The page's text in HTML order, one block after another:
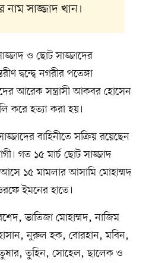
নাম সাজ্জাদ খান।
ও ছোট সাজ্জাদের
দ্বন্দ্বে নগরীর পতেঙ্গা
আরেক সন্ত্রাসী আকবর হোসেন
করে হত্যা করা হয়।
বাহিনীতে সক্রিয় রয়েছেন
গত ১৫ মার্চ ছোট সাজ্জাদ
আসে ১৫ মামলার আসামি মোহাম্মদ
ইমনের হাতে।
ভাতিজা মোহাম্মদ, নাজিম
নুরুল হক, বোরহান, মবিন,
তুহিন, সোহেল, ছালেক ও